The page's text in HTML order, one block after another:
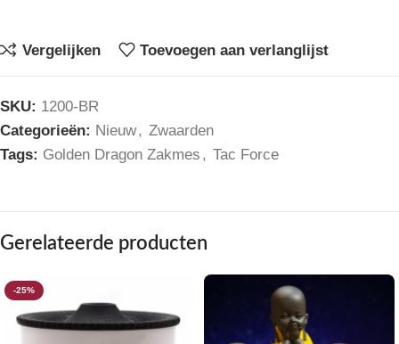
Vergelijken Toevoegen aan verlanglijst
SKU: 1200-BR
Categorieën: Nieuw, Zwaarden
Tags: Golden Dragon Zakmes , Tac Force
Gerelateerde producten
-25%